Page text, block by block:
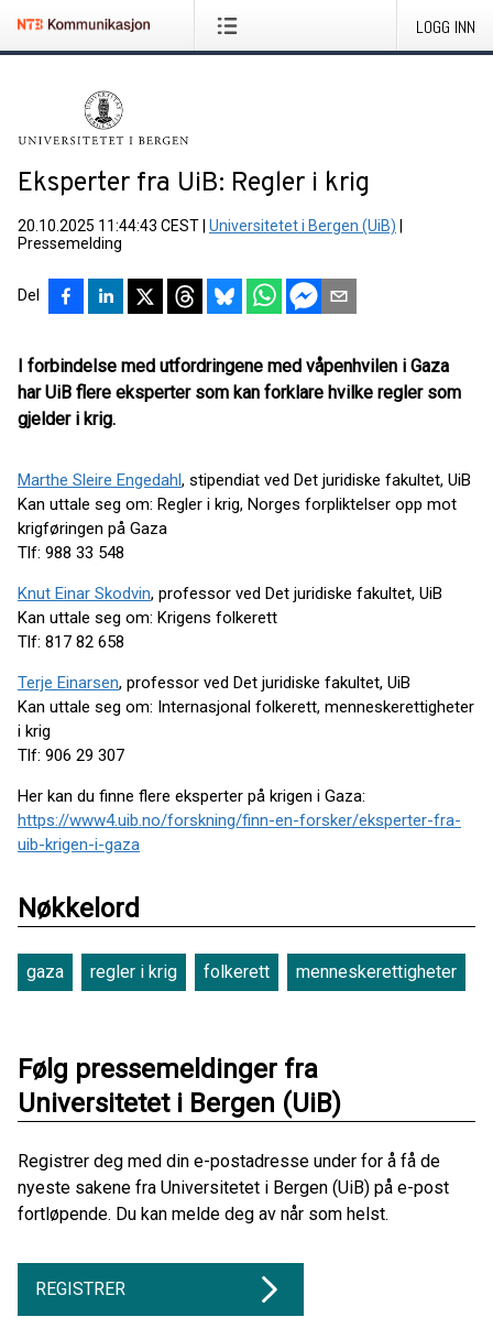
LOGG INN
Eksperter fra UiB: Regler i krig
20.10.2025 11:44:43 CEST Universitetet i Bergen (UiB)
Pressemelding
Del
I forbindelse med utfordringene med våpenhvilen i Gaza
har UiB flere eksperter som kan forklare hvilke regler som
gjelder i krig.
Marthe Sleire Engedahl, stipendiat ved Det juridiske fakultet, UiB
Kan uttale seg om: Regler i krig, Norges forpliktelser opp mot
krigføringen på Gaza
Tlf: 988 33 548
Knut Einar Skodvin, professor ved Det juridiske fakultet, UiB
Kan uttale seg om: Krigens folkerett
Tlf: 817 82 658
Terje Einarsen, professor ved Det juridiske fakultet, UiB
Kan uttale seg om: Internasjonal folkerett, menneskerettigheter
i krig
Tlf: 906 29 307
Her kan du finne flere eksperter på krigen i Gaza:
https://www4.uib.no/forskning/finn-en-forsker/eksperter-fra-
uib-krigen-i-gaza
Nøkkelord
gaza regler i krig folkerett menneskerettigheter
Følg pressemeldinger fra
Universitetet i Bergen (UiB)
Registrer deg med din e-postadresse under for å få de
nyeste sakene fra Universitetet i Bergen (UiB) på e-post
fortløpende. Du kan melde deg av når som helst.
REGISTRER